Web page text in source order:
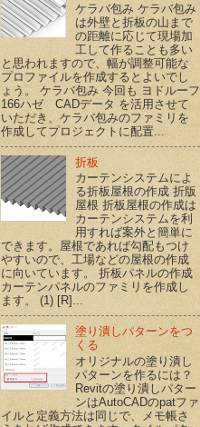
ケラバ包み ケラバ包み
は外壁と折板の山まで
の距離に応じて現場加
工して作ることも多い
と思われますので、幅が調整可能な
プロファイルを作成するとよいでし
ょう。 ケラバ包み 今回も ヨドルーフ
166ハゼ CADデータ を活用させて
いただき、ケラバ包みのファミリを
作成してプロジェクトに配置...
折板
カーテンシステムによ
る折板屋根の作成 折版
屋根 折板屋根の作成は
カーテンシステムを利
用すれば案外と簡単に
できます。屋根であれば勾配もつけ
やすいので、工場などの屋根の作成
に向いています。 折板パネルの作成
カーテンパネルのファミリを作成し
ます。 (1) [R]...
塗り潰しパターンをつ
くる
オリジナルの塗り潰し
パターンを作るには？
Revitの塗り潰しパター
ンはAutoCADのpatファ
イルと定義方法は同じで、メモ帳さ